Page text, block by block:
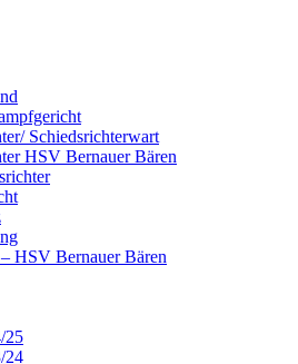
Schiedsrichterwart
HSV Bernauer Bären
HSV Bernauer Bären
25
24